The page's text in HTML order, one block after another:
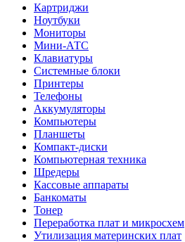
Картриджи
Ноутбуки
Мониторы
Мини-АТС
Клавиатуры
Системные блоки
Принтеры
Телефоны
Аккумуляторы
Компьютеры
Планшеты
Компакт-диски
Компьютерная техника
Шредеры
Кассовые аппараты
Банкоматы
Тонер
Переработка плат и микросхем
Утилизация материнских плат